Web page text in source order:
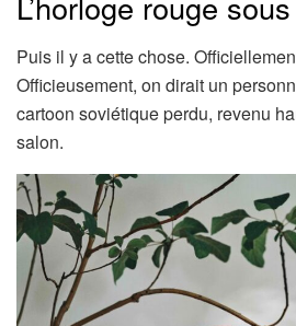
Puis il y a cette chose.
Officieusement, on dirait un
cartoon soviétique perdu, revenu
salon.